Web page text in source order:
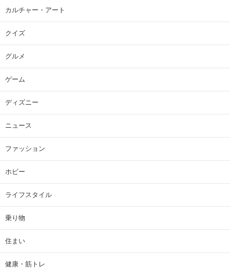
カルチャー・アート
クイズ
グルメ
ゲーム
ディズニー
ニュース
ファッション
ホビー
ライフスタイル
乗り物
住まい
健康・筋トレ